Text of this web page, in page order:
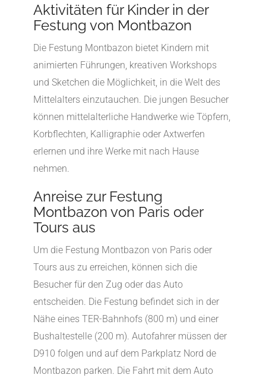
Aktivitäten für Kinder in der
Festung von Montbazon
Die Festung Montbazon bietet Kindern mit
animierten Führungen, kreativen Workshops
und Sketchen die Möglichkeit, in die Welt des
Mittelalters einzutauchen. Die jungen Besucher
können mittelalterliche Handwerke wie Töpfern,
Korbflechten, Kalligraphie oder Axtwerfen
erlernen und ihre Werke mit nach Hause
nehmen.
Anreise zur Festung
Montbazon von Paris oder
Tours aus
Um die Festung Montbazon von Paris oder
Tours aus zu erreichen, können sich die
Besucher für den Zug oder das Auto
entscheiden. Die Festung befindet sich in der
Nähe eines TER-Bahnhofs (800 m) und einer
Bushaltestelle (200 m). Autofahrer müssen der
D910 folgen und auf dem Parkplatz Nord de
Montbazon parken. Die Fahrt mit dem Auto